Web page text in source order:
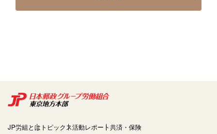
JP労組とは トピックス活動レポート共済・保険